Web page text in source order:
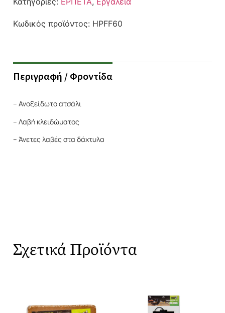
Κωδικός προϊόντος: HPFF60
Περιγραφή / Φροντίδα
– Ανοξείδωτο ατσάλι
– Λαβή κλειδώματος
– Άνετες λαβές στα δάχτυλα
Σχετικά Προϊόντα